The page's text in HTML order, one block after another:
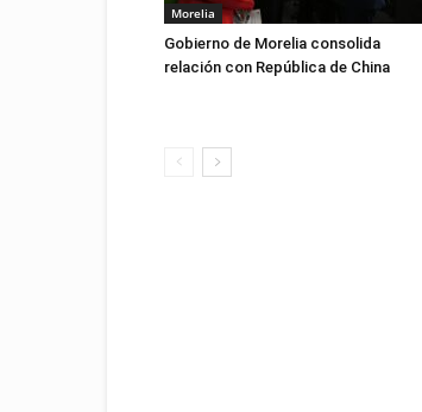
Morelia
Gobierno de Morelia consolida
relación con República de China